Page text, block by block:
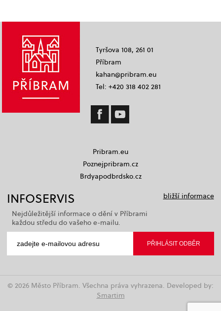
Tyršova 108, 261 01
Příbram
kahan@pribram.eu
Tel: +420 318 402 281
Pribram.eu
Poznejpribram.cz
Brdyapodbrdsko.cz
INFOSERVIS
bližší informace
Nejdůležitější informace o dění v Příbrami
každou středu do vašeho e-mailu.
© 2026 Město Příbram. Všechna práva vyhrazena. Developed by:
Smartim